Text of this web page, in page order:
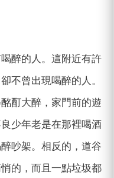
醉的人。這附近有許
不曾出現喝醉的人。
酊大醉，家門前的遊
少年老是在那裡喝酒
吵架。相反的，道谷
的，而且一點垃圾都